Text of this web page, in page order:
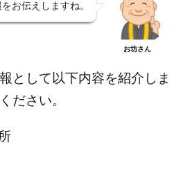
お伝えしますね。
お坊さん
として以下内容を紹介しま
ださい。